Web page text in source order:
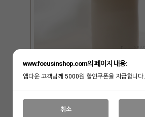
www.focusinshop.com의 페이지 내용:
앱다운 고객님께 5000원 할인쿠폰을 지급합니다.
취소